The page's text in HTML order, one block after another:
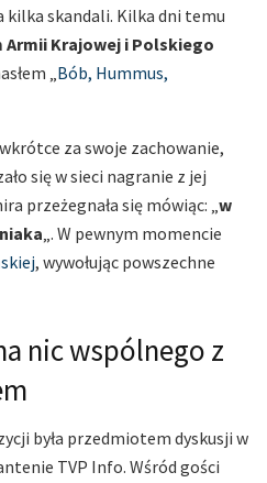
kilka skandali. Kilka dni temu
Armii Krajowej i Polskiego
„Bób, Hummus,
za swoje zachowanie,
się w sieci nagranie z jej
przeżegnała się mówiąc: „w
„. W pewnym momencie
, wywołując powszechne
nic wspólnego z
była przedmiotem dyskusji w
TVP Info. Wśród gości